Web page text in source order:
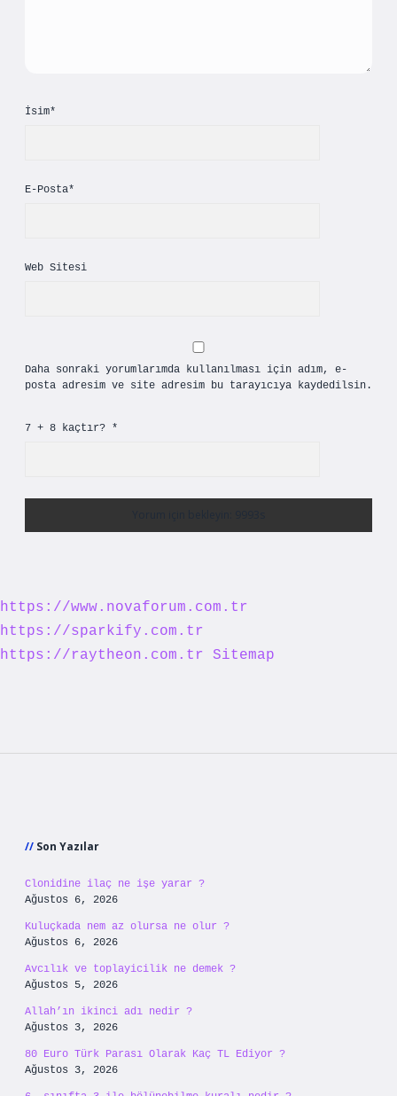
İsim*
E-Posta*
Web Sitesi
Daha sonraki yorumlarımda kullanılması için adım, e-
posta adresim ve site adresim bu tarayıcıya kaydedilsin.
7 + 8 kaçtır? *
https://www.novaforum.com.tr
https://sparkify.com.tr
https://raytheon.com.tr
Sitemap
Son Yazılar
Clonidine ilaç ne işe yarar ?
Ağustos 6, 2026
Kuluçkada nem az olursa ne olur ?
Ağustos 6, 2026
Avcılık ve toplayicilik ne demek ?
Ağustos 5, 2026
Allah’ın ikinci adı nedir ?
Ağustos 3, 2026
80 Euro Türk Parası Olarak Kaç TL Ediyor ?
Ağustos 3, 2026